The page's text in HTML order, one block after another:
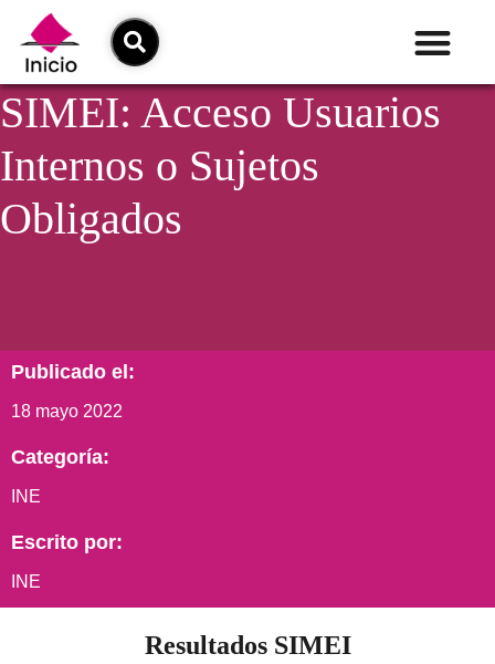
SIMEI: Acceso Usuarios
Internos o Sujetos
Obligados
Publicado el:
18 mayo 2022
Categoría:
INE
Escrito por:
INE
Resultados SIMEI